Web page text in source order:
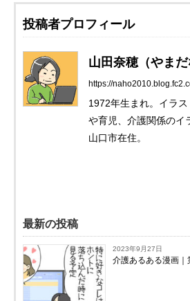
投稿者プロフィール
山田奈穂（やまだ
https://
1972年生まれ。イラ
や育児、介護関係のイ
山口市在住。
最新の投稿
2023年9月27日
介護あるある漫画